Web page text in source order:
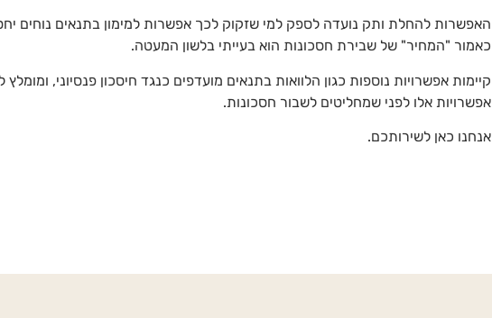
האפשרות להחלת ותק נועדה לספק למי שזקוק לכך אפשרות למימון בתנאים נוחים
כאמור "המחיר" של שבירת חסכונות הוא בעייתי בלשון המעטה.
קיימות אפשרויות נוספות כגון הלוואות בתנאים מועדפים כנגד חיסכון פנסיוני, ומומלץ
אפשרויות אלו לפני שמחליטים לשבור חסכונות.
אנחנו כאן לשירותכם.